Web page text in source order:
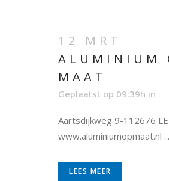
12 MRT
ALUMINIUM
MAAT
Geplaatst op 09:39h in
Aartsdijkweg 9-112676
www.aluminiumopmaat.nl ...
LEES MEER